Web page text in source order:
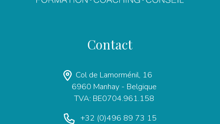
Contact
Col de Lamorménil, 16
6960 Manhay - Belgique
TVA: BE0704.961.158
+32 (0)496 89 73 15